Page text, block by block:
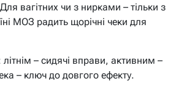
вагітних чи з нирками – тільки з
МОЗ радить щорічні чеки для
літнім – сидячі вправи, активним –
– ключ до довгого ефекту.